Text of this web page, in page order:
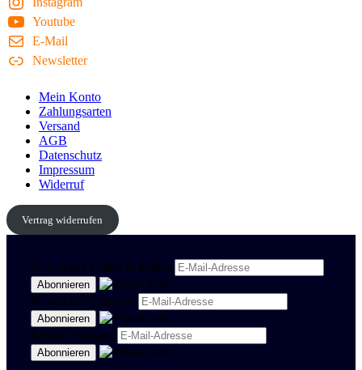
Youtube
E-Mail
Newsletter
Mein Konto
Zahlungsarten
Versand
AGB
Datenschutz
Impressum
Widerruf
Vertrag widerrufen
Newsletter Politik & Kultur
Newsletter Spanisch
Region Stuttgart